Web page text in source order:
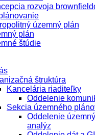
rozvoja
územný plán
plán
štúdie
štruktúra
Kancelária riaditeľky
Oddelenie
Sekcia územného
Oddelenie
analýz